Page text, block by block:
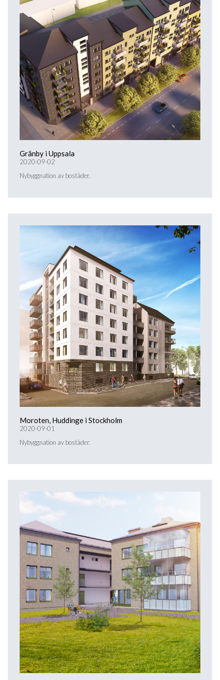
Gränby i Uppsala
2020-09-02
Nybyggnation av bostäder.
Moroten, Huddinge i Stockholm
2020-09-01
Nybyggnation av bostäder.